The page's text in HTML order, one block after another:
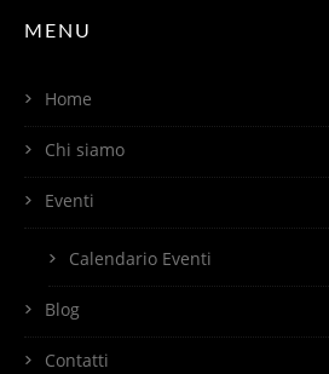
MENU
Home
Chi siamo
Eventi
Calendario Eventi
Blog
Contatti